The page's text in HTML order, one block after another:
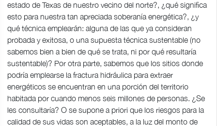
estado de Texas de nuestro vecino del norte?, ¿qué significa
esto para nuestra tan apreciada soberanía energética?, ¿y
qué técnica emplearán: alguna de las que ya consideran
probada y exitosa, o una supuesta técnica sustentable (no
sabemos bien a bien de qué se trata, ni por qué resultaría
sustentable)? Por otra parte, sabemos que los sitios donde
podría emplearse la fractura hidráulica para extraer
energéticos se encuentran en una porción del territorio
habitada por cuando menos seis millones de personas. ¿Se
les consultaría? O se supone a priori que los riesgos para la
calidad de sus vidas son aceptables, a la luz del monto de